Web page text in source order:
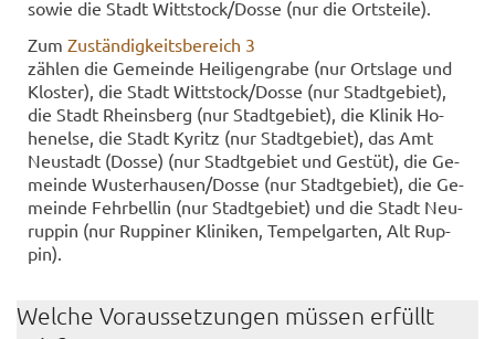
sowie die Stadt Witt­stock/Dosse (nur die Orts­tei­le).
Zum Zu­stän­dig­keits­be­reich 3
zäh­len die Ge­mein­de Hei­li­gen­gra­be (nur Orts­la­ge und
Klos­ter), die Stadt Witt­stock/Dosse (nur Stadt­ge­biet),
die Stadt Rheins­berg (nur Stadt­ge­biet), die Kli­nik Ho­
hen­el­se, die Stadt Ky­ritz (nur Stadt­ge­biet), das Amt
Neu­stadt (Dosse) (nur Stadt­ge­biet und Ge­stüt), die Ge­
mein­de Wus­ter­hau­sen/Dosse (nur Stadt­ge­biet), die Ge­
mein­de Fehr­bel­lin (nur Stadt­ge­biet) und die Stadt Neu­
rup­pin (nur Rup­pi­ner Kli­ni­ken, Tem­pel­gar­ten, Alt Rup­
pin).
Wel­che Vor­aus­set­zun­gen müs­sen er­füllt